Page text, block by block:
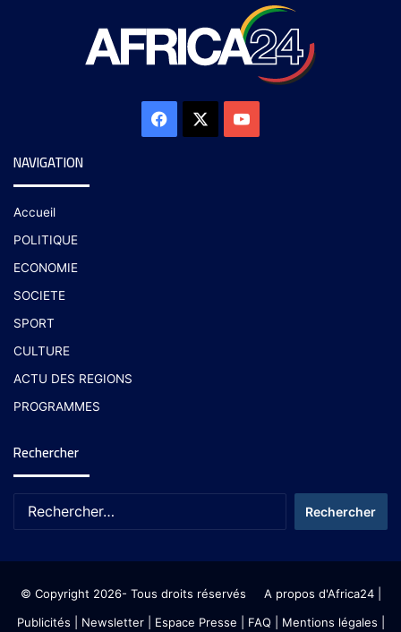
NAVIGATION
Accueil
POLITIQUE
ECONOMIE
SOCIETE
SPORT
CULTURE
ACTU DES REGIONS
PROGRAMMES
Rechercher
© Copyright 2026- Tous droits réservés A propos d'Africa24|
Publicités
Newsletter| Espace Presse | FAQ | Mentions légales